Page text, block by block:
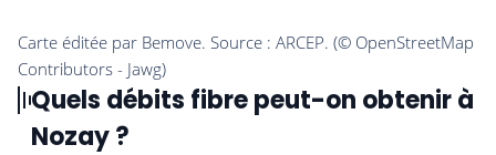
Quels débits fibre peut-on obtenir à
Nozay ?